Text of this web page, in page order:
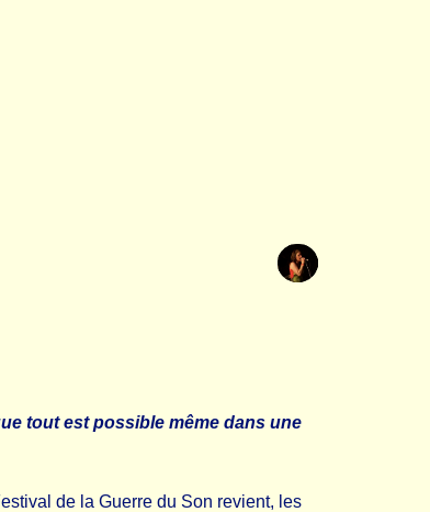
tout est possible même dans une
de la Guerre du Son revient, les